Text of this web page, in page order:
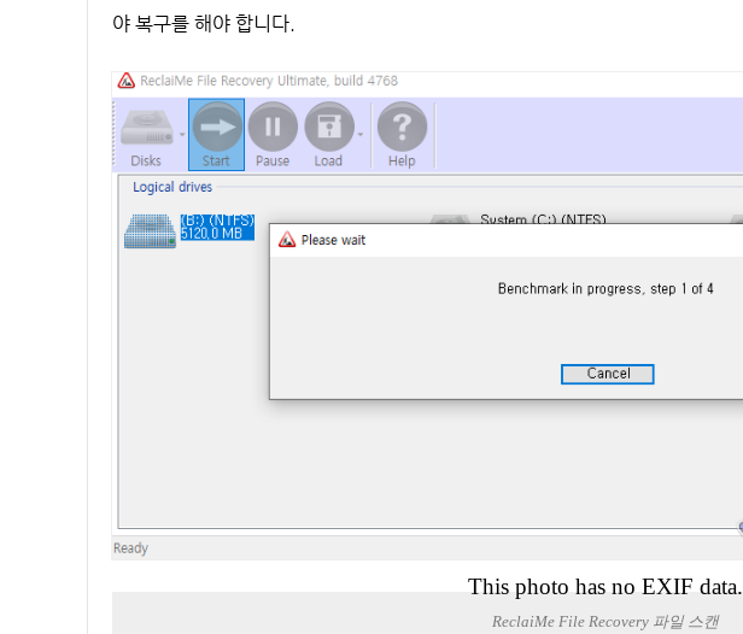
야 복구를 해야 합니다.
This photo has no EXIF data.
ReclaiMe File Recovery 파일 스캔